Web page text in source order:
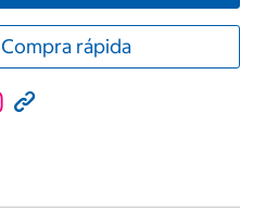
Compra rápida